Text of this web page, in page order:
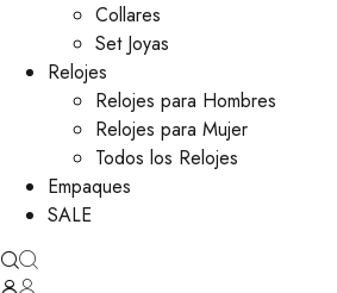
Collares
Set Joyas
Relojes
Relojes para Hombres
Relojes para Mujer
Todos los Relojes
Empaques
SALE